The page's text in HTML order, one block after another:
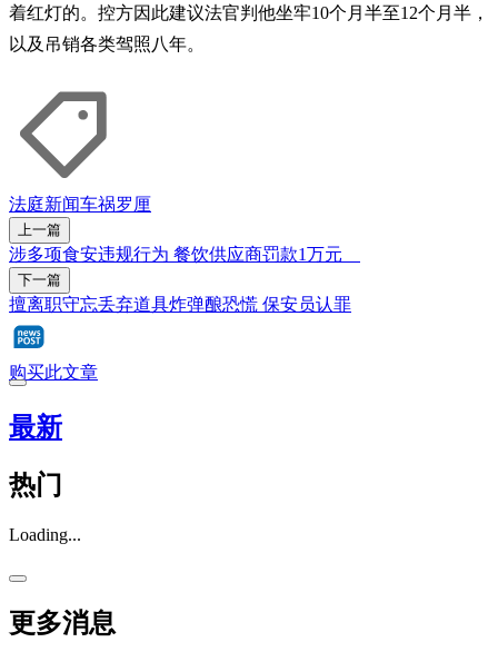
着红灯的。控方因此建议法官判他坐牢10个月半至12个月半，
以及吊销各类驾照八年。
法庭新闻车祸罗厘
上一篇
涉多项食安违规行为 餐饮供应商罚款1万元
下一篇
擅离职守忘丢弃道具炸弹酿恐慌 保安员认罪
购买此文章
最新
热门
Loading...
更多消息